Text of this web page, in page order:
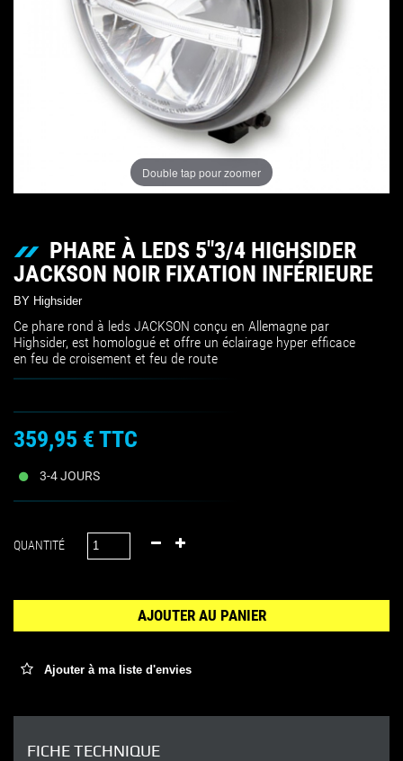
Double tap pour zoomer
PHARE À LEDS 5"3/4 HIGHSIDER
JACKSON NOIR FIXATION INFÉRIEURE
BY Highsider
Ce phare rond à leds JACKSON conçu en Allemagne par
Highsider, est homologué et offre un éclairage hyper efficace
en feu de croisement et feu de route
359,95 € TTC
3-4 JOURS
QUANTITÉ
AJOUTER AU PANIER
Ajouter à ma liste d'envies
FICHE TECHNIQUE